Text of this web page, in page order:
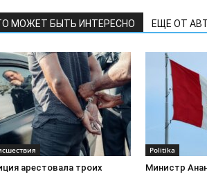
МОЖЕТ БЫТЬ ИНТЕРЕСНО ЕЩЕ ОТ
арестовала троих
Politika
Министр